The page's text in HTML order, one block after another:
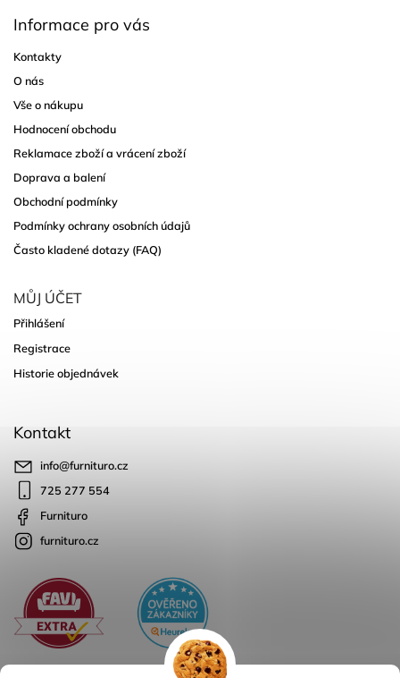
Informace pro vás
Kontakty
O nás
Vše o nákupu
Hodnocení obchodu
Reklamace zboží a vrácení zboží
Doprava a balení
Obchodní podmínky
Podmínky ochrany osobních údajů
Často kladené dotazy (FAQ)
MŮJ ÚČET
Přihlášení
Registrace
Historie objednávek
Kontakt
info@furnituro.cz
725 277 554
Furnituro
furnituro.cz